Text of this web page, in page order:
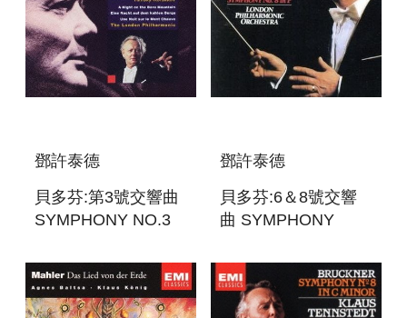
鄧許泰德
貝多芬:第3號交響曲
SYMPHONY NO.3
鄧許泰德
貝多芬:6＆8號交響
曲 SYMPHONY